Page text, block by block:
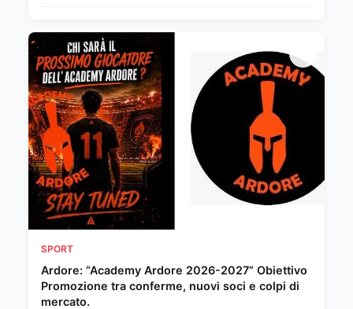
SPORT
Ardore: “Academy Ardore 2026-2027” Obiettivo
Promozione tra conferme, nuovi soci e colpi di
mercato.